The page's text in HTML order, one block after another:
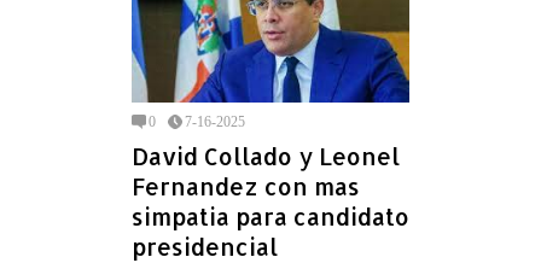
0 7-16-2025
David Collado y Leonel
Fernandez con mas
simpatia para candidato
presidencial